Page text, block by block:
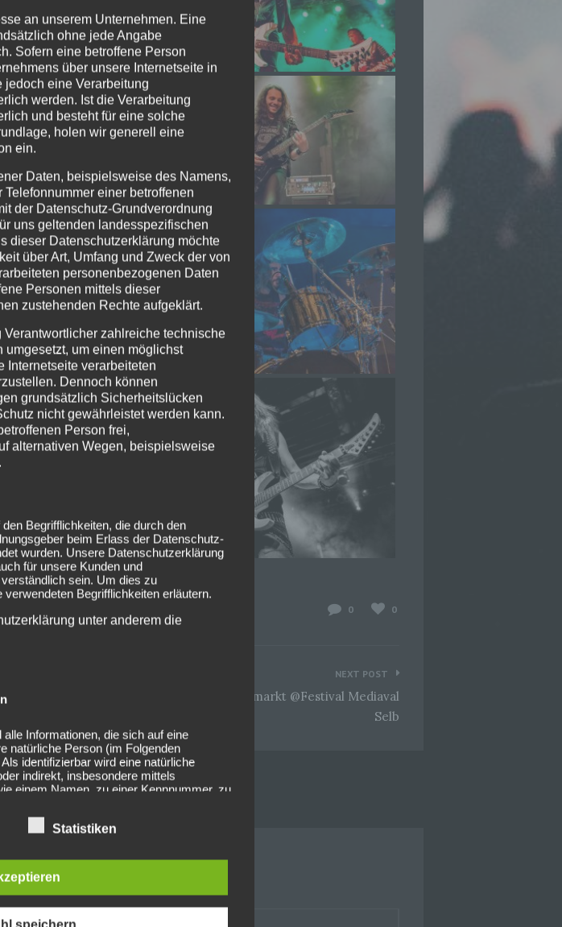
0 0
NEXT POST
2022-09-10 Pampatutti am Händlermarkt @Festival Mediaval
Selb
*
an unserem Unternehmen. Eine
ohne jede Angabe
Sofern eine betroffene Person
über unsere Internetseite in
jedoch eine Verarbeitung
werden. Ist die Verarbeitung
und besteht für eine solche
holen wir generell eine
ein.
Daten, beispielsweise des Namens,
einer betroffenen
der Datenschutz-Grundverordnung
uns geltenden landesspezifischen
dieser Datenschutzerklärung möchte
über Art, Umfang und Zweck der von
personenbezogenen Daten
Personen mittels dieser
zustehenden Rechte aufgeklärt.
zahlreiche technische
um einen möglichst
Internetseite verarbeiteten
Dennoch können
grundsätzlich Sicherheitslücken
nicht gewährleistet werden kann.
Person frei,
alternativen Wegen, beispielsweise
Begrifflichkeiten, die durch den
beim Erlass der Datenschutz-
wurden. Unsere Datenschutzerklärung
für unsere Kunden und
sein. Um dies zu
Begrifflichkeiten erläutern.
unter anderem die
Informationen, die sich auf eine
natürliche Person (im Folgenden
identifizierbar wird eine natürliche
indirekt, insbesondere mittels
einem Namen, zu einer Kennnummer, zu
der physischen, physiologischen,
kulturellen oder sozialen
Statistiken
speichern